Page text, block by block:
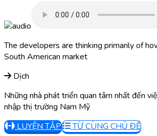
The developers are thinking primarily of
South American market
Dịch
Những nhà phát triển quan tâm nhất đến
nhập thị trường Nam Mỹ
LUYỆN TẬP
TỪ CÙNG CHỦ ĐỀ